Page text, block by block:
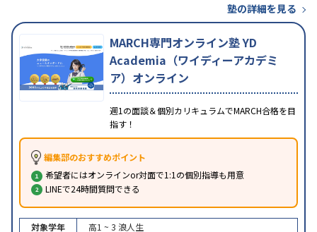
塾の詳細を見る
MARCH専門オンライン塾 YD
Academia（ワイディーアカデミ
ア）オンライン
週1の面談＆個別カリキュラムでMARCH合格を目
指す！
編集部のおすすめポイント
希望者にはオンラインor対面で1:1の個別指導も用意
LINEで24時間質問できる
対象学年 高1 ~ 3 浪人生